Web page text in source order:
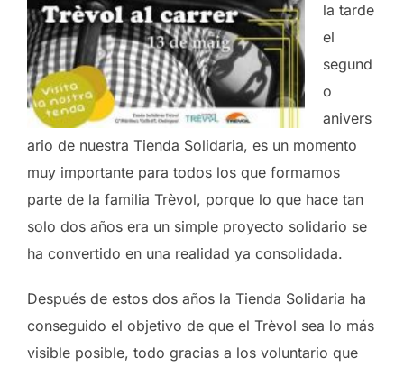
la tarde
el
segund
o
anivers
ario de nuestra Tienda Solidaria, es un momento
muy importante para todos los que formamos
parte de la familia Trèvol, porque lo que hace tan
solo dos años era un simple proyecto solidario se
ha convertido en una realidad ya consolidada.
Después de estos dos años la Tienda Solidaria ha
conseguido el objetivo de que el Trèvol sea lo más
visible posible, todo gracias a los voluntario que